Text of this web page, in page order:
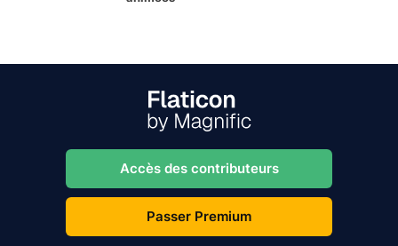
Accès des contributeurs
Passer Premium